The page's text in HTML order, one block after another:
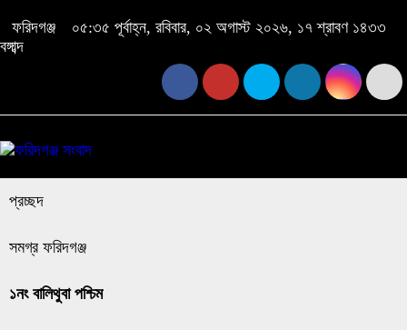
ফরিদগঞ্জ
০৫:৩৫ পূর্বাহ্ন, রবিবার, ০২ অগাস্ট ২০২৬, ১৭ শ্রাবণ ১৪৩৩
বঙ্গাব্দ
প্রচ্ছদ
সমগ্র ফরিদগঞ্জ
১নং বালিথুবা পশ্চিম